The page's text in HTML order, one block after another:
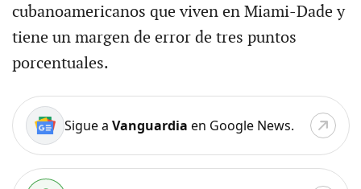
cubanoamericanos que viven en Miami-Dade y
tiene un margen de error de tres puntos
porcentuales.
Sigue a Vanguardia en Google News.